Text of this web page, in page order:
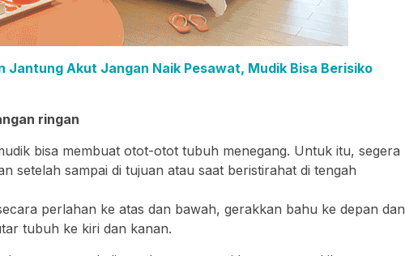
Jantung Akut Jangan Naik Pesawat, Mudik Bisa Berisiko
ringan
bisa membuat otot-otot tubuh menegang. Untuk itu, segera
setelah sampai di tujuan atau saat beristirahat di tengah
perlahan ke atas dan bawah, gerakkan bahu ke depan dan
tubuh ke kiri dan kanan.